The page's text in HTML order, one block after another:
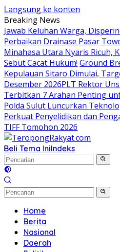
Langsung ke konten
Breaking News
Jawab Keluhan Warga,
Perbaikan Drainase Pasar
Minahasa Utara Nyaris Ricuh,
Sebut Cacat Hukum! Ground
Kepulauan Sitaro Dimulai,
Desember 2026​PLT Rektor
Terbitkan 7 Arahan Penting
Polda Sulut Luncurkan
Perkuat Penyelidikan dan
TIFF Tomohon 2026
Beli Tema IniIndeks
Home
Berita
Nasional
Daerah